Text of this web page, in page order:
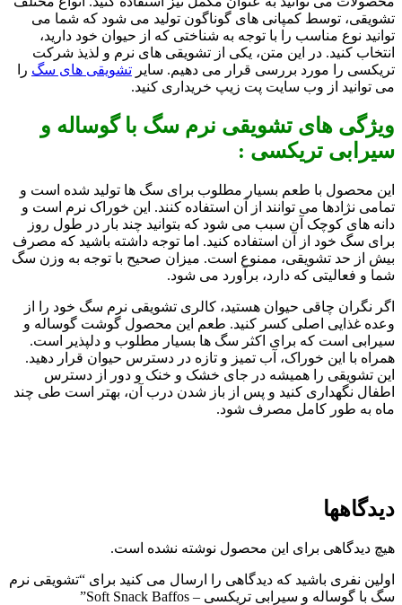
تشویقی، توسط کمپانی های گوناگون تولید می شود که شما می
توانید نوع مناسب را با توجه به شناختی که از حیوان خود دارید،
انتخاب کنید. در این متن، یکی از تشویقی های نرم و لذیذ شرکت
تریکسی را مورد بررسی قرار می دهیم. سایر تشویقی های سگ را
می توانید از وب سایت پت زیپ خریداری کنید.
ویژگی های تشویقی نرم سگ با گوساله و
سیرابی تریکسی :
این محصول با طعم بسیار مطلوب برای سگ ها تولید شده است و
تمامی نژادها می توانند از آن استفاده کنند. این خوراک نرم است و
دانه های کوچک آن سبب می شود که بتوانید چند بار در طول روز
برای سگ خود از آن استفاده کنید. اما توجه داشته باشید که مصرف
بیش از حد تشویقی، ممنوع است. میزان صحیح با توجه به وزن سگ
شما و فعالیتی که دارد، برآورد می شود.
اگر نگران چاقی حیوان هستید، کالری تشویقی نرم سگ خود را از
وعده غذایی اصلی کسر کنید. طعم این محصول گوشت گوساله و
سیرابی است که برای اکثر سگ ها بسیار مطلوب و دلپذیر است.
همراه با این خوراک، آب تمیز و تازه در دسترس حیوان قرار دهید.
این تشویقی را همیشه در جای خشک و خنک و دور از دسترس
اطفال نگهداری کنید و پس از باز شدن درب آن، بهتر است طی چند
ماه به طور کامل مصرف شود.
دیدگاهها
هیچ دیدگاهی برای این محصول نوشته نشده است.
اولین نفری باشید که دیدگاهی را ارسال می کنید برای “تشویقی نرم
سگ با گوساله و سیرابی تریکسی – Soft Snack Baffos”